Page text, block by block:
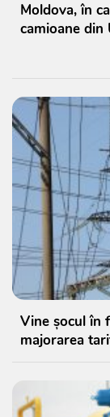
Moldova, în
camioane din
Vine șocul în
majorarea